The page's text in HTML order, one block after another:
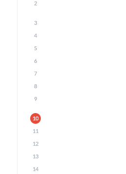
2
3
4
5
6
7
8
9
10
11
12
13
14